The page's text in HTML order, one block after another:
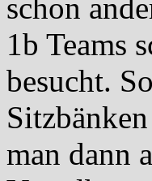
schon
1b Teams
besucht.
man dann